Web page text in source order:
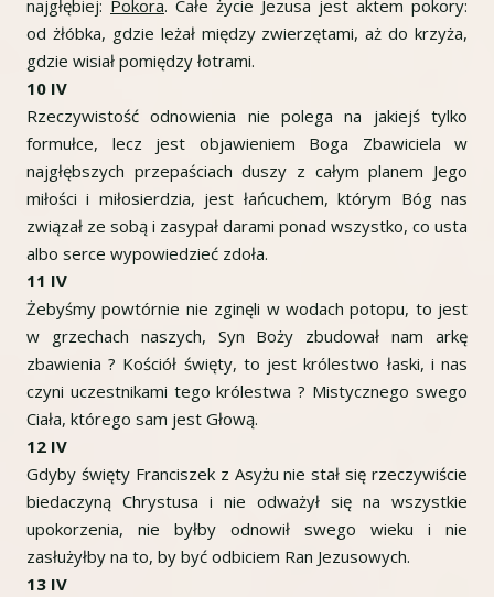
najgłębiej: Pokora. Całe życie Jezusa jest aktem pokory:
od żłóbka, gdzie leżał między zwierzętami, aż do krzyża,
gdzie wisiał pomiędzy łotrami.
10 IV
Rzeczywistość odnowienia nie polega na jakiejś tylko
formułce, lecz jest objawieniem Boga Zbawiciela w
najgłębszych przepaściach duszy z całym planem Jego
miłości i miłosierdzia, jest łańcuchem, którym Bóg nas
związał ze sobą i zasypał darami ponad wszystko, co usta
albo serce wypowiedzieć zdoła.
11 IV
Żebyśmy powtórnie nie zginęli w wodach potopu, to jest
w grzechach naszych, Syn Boży zbudował nam arkę
zbawienia ? Kościół święty, to jest królestwo łaski, i nas
czyni uczestnikami tego królestwa ? Mistycznego swego
Ciała, którego sam jest Głową.
12 IV
Gdyby święty Franciszek z Asyżu nie stał się rzeczywiście
biedaczyną Chrystusa i nie odważył się na wszystkie
upokorzenia, nie byłby odnowił swego wieku i nie
zasłużyłby na to, by być odbiciem Ran Jezusowych.
13 IV